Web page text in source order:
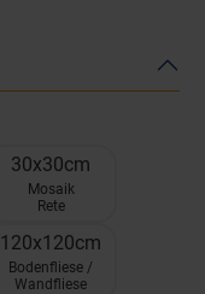
30x30cm
Mosaik
Rete
120x120cm
Bodenfliese /
Wandfliese